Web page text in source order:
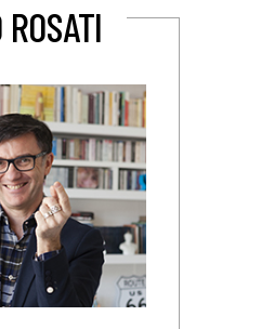
ROSATI